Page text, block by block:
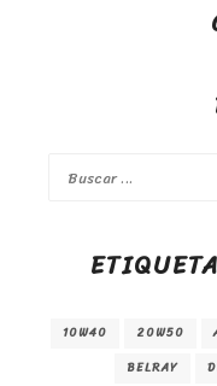
10W40 20W50
BELRAY